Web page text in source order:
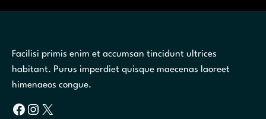
Facilisi primis enim et accumsan tincidunt ultrices
habitant. Purus imperdiet quisque maecenas laoreet
himenaeos congue.
Facebook Instagram X